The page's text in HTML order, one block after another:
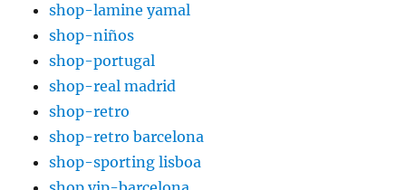
shop-lamine yamal
shop-niños
shop-portugal
shop-real madrid
shop-retro
shop-retro barcelona
shop-sporting lisboa